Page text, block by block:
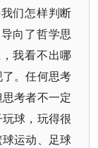
们怎样判断
向了哲学思
我看不出哪
。任何思考
考者不一定
球，玩得很
运动、足球